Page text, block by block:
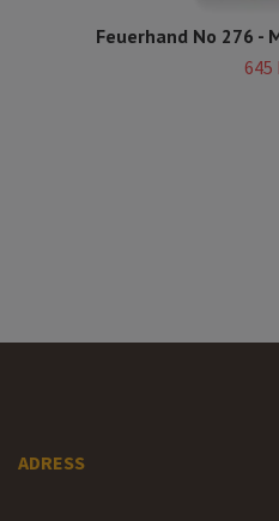
Feuerhand No 276 -
645
ADRESS